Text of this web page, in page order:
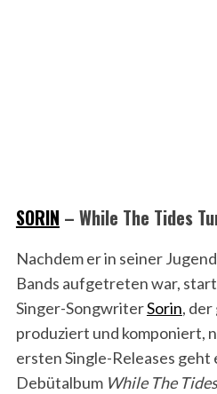
SORIN – While The Tides
Nachdem er in seiner
Bands aufgetreten war,
Singer-SongwriterSorin,
produziert und komponiert,
ersten Single-Releases geht
Debütalbum While The